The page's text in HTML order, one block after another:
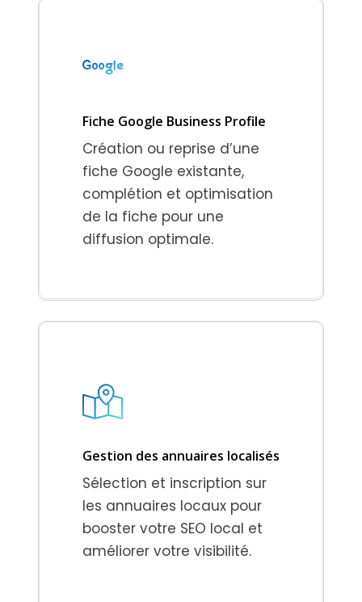
Fiche Google Business Profile
Création ou reprise d’une
fiche Google existante,
complétion et optimisation
de la fiche pour une
diffusion optimale.
Gestion des annuaires localisés
Sélection et inscription sur
les annuaires locaux pour
booster votre SEO local et
améliorer votre visibilité.